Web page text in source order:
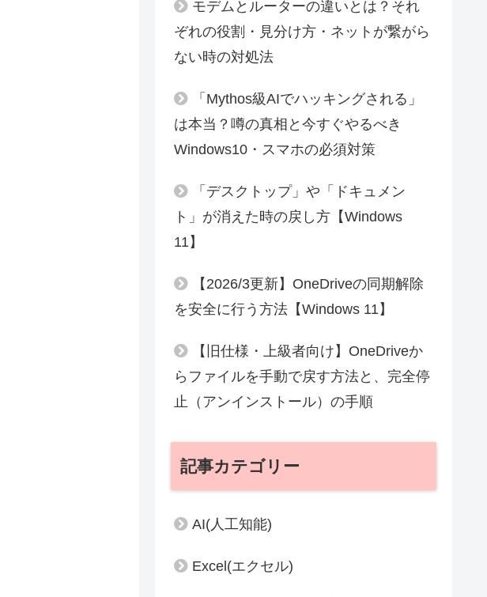
モデムとルーターの違いとは？それ
ぞれの役割・見分け方・ネットが繋がら
ない時の対処法
「Mythos級AIでハッキングされる」
は本当？噂の真相と今すぐやるべき
Windows10・スマホの必須対策
「デスクトップ」や「ドキュメン
ト」が消えた時の戻し方【Windows
11】
【2026/3更新】OneDriveの同期解除
を安全に行う方法【Windows 11】
【旧仕様・上級者向け】OneDriveか
らファイルを手動で戻す方法と、完全停
止（アンインストール）の手順
記事カテゴリー
AI(人工知能)
Excel(エクセル)